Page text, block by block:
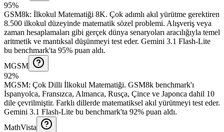
95%
GSM8k: İlkokul Matematiği 8K. Çok adımlı akıl yürütme gerektiren
8.500 ilkokul düzeyinde matematik sözel problemi. Alışveriş veya
zaman hesaplamaları gibi gerçek dünya senaryoları aracılığıyla temel
aritmetik ve mantıksal düşünmeyi test eder. Gemini 3.1 Flash-Lite
bu benchmark'ta 95% puan aldı.
MGSM
92%
MGSM: Çok Dilli İlkokul Matematiği. GSM8k benchmark'ı
İspanyolca, Fransızca, Almanca, Rusça, Çince ve Japonca dahil 10
dile çevrilmiştir. Farklı dillerde matematiksel akıl yürütmeyi test eder.
Gemini 3.1 Flash-Lite bu benchmark'ta 92% puan aldı.
MathVista